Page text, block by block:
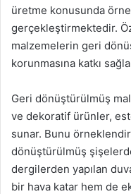
üretme konusunda
gerçekleştirmektedir.
malzemelerin geri
korunmasına katkı
Geri dönüştürülmüş
ve dekoratif ürünler,
sunar. Bunu
dönüştürülmüş
dergilerden yapılan
bir hava katar hem de